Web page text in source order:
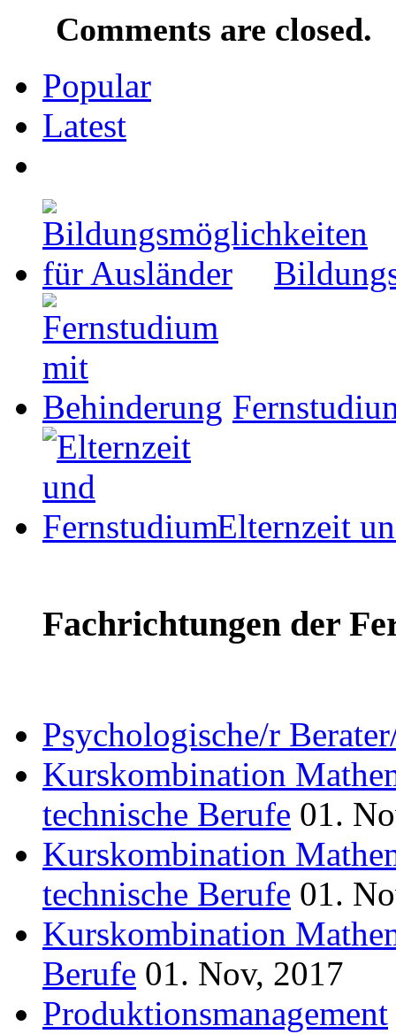
Comments are closed.
Popular
Latest
Elternzeit
Fachrichtungen der
Psychologische/r
Kurskombination
technische Berufe 01.
Kurskombination
technische Berufe 01.
Kurskombination
Berufe 01. Nov, 2017
Produktionsmanagement